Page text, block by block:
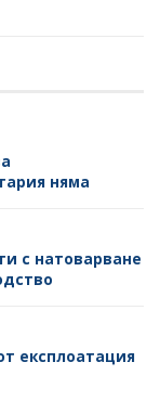
няма
с натоварване
експлоатация